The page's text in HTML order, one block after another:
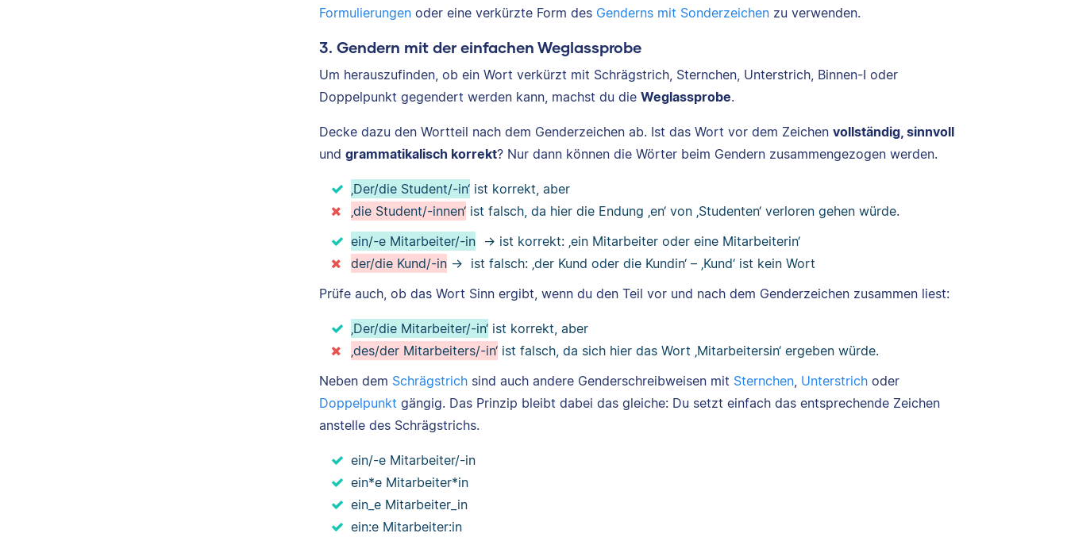
Formulierungen oder eine verkürzte Form des Genderns mit Sonderzeichen zu verwenden.
3. Gendern mit der einfachen Weglassprobe
Um herauszufinden, ob ein Wort verkürzt mit Schrägstrich, Sternchen, Unterstrich, Binnen-I oder
Doppelpunkt gegendert werden kann, machst du die Weglassprobe.
Decke dazu den Wortteil nach dem Genderzeichen ab. Ist das Wort vor dem Zeichen vollständig, sinnvoll
und grammatikalisch korrekt? Nur dann können die Wörter beim Gendern zusammengezogen werden.
‚Der/die Student/-in‘ ist korrekt, aber
‚die Student/-innen‘ ist falsch, da hier die Endung ‚en‘ von ‚Studenten‘ verloren gehen würde.
ein/-e Mitarbeiter/-in → ist korrekt: ‚ein Mitarbeiter oder eine Mitarbeiterin‘
der/die Kund/-in → ist falsch: ‚der Kund oder die Kundin‘ – ‚Kund‘ ist kein Wort
Prüfe auch, ob das Wort Sinn ergibt, wenn du den Teil vor und nach dem Genderzeichen zusammen liest:
‚Der/die Mitarbeiter/-in‘ ist korrekt, aber
‚des/der Mitarbeiters/-in‘ ist falsch, da sich hier das Wort ‚Mitarbeitersin‘ ergeben würde.
Neben dem Schrägstrich sind auch andere Genderschreibweisen mit Sternchen, Unterstrich oder
Doppelpunkt gängig. Das Prinzip bleibt dabei das gleiche: Du setzt einfach das entsprechende Zeichen
anstelle des Schrägstrichs.
ein/-e Mitarbeiter/-in
ein*e Mitarbeiter*in
ein_e Mitarbeiter_in
ein:e Mitarbeiter:in